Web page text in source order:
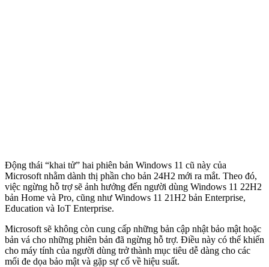
Động thái “khai tử” hai phiên bản Windows 11 cũ này của
Microsoft nhằm dành thị phần cho bản 24H2 mới ra mắt. Theo đó,
việc ngừng hỗ trợ sẽ ảnh hưởng đến người dùng Windows 11 22H2
bản Home và Pro, cũng như Windows 11 21H2 bản Enterprise,
Education và IoT Enterprise.
Microsoft sẽ không còn cung cấp những bản cập nhật bảo mật hoặc
bản vá cho những phiên bản đã ngừng hỗ trợ. Điều này có thể khiến
cho máy tính của người dùng trở thành mục tiêu dễ dàng cho các
mối đe dọa bảo mật và gặp sự cố về hiệu suất.